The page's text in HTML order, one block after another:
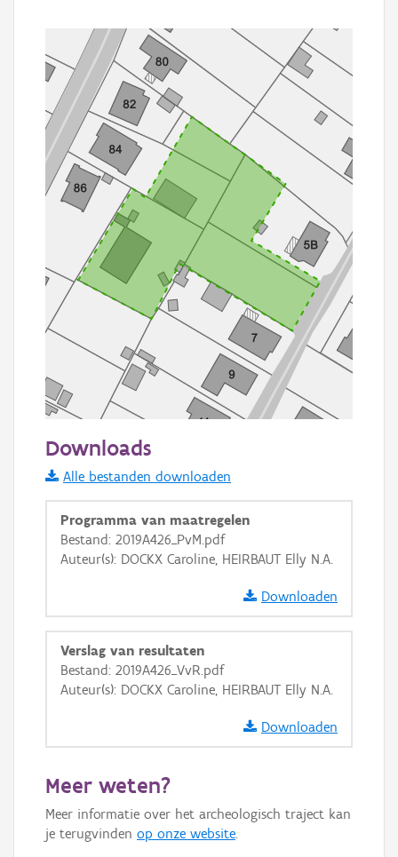
Informatie Vlaanderen
i
+ −
Basis Lagen
GRB-Basiskaart
GRB-Basiskaart in grijswaarden
Downloads
Alle bestanden downloaden
Programma van maatregelen
Bestand: 2019A426_PvM.pdf
Auteur(s): DOCKX Caroline, HEIRBAUT Elly N.A.
Downloaden
Verslag van resultaten
Bestand: 2019A426_VvR.pdf
Auteur(s): DOCKX Caroline, HEIRBAUT Elly N.A.
Downloaden
Meer weten?
Meer informatie over het archeologisch traject kan
je terugvinden op onze website.